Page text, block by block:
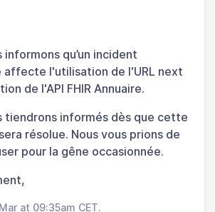
informons qu’un incident
affecte l'utilisation de l'URL next
de l'API FHIR Annuaire.
tiendrons informés dès que cette
résolue. Nous vous prions de
pour la gêne occasionnée.
at 09:35am CET.